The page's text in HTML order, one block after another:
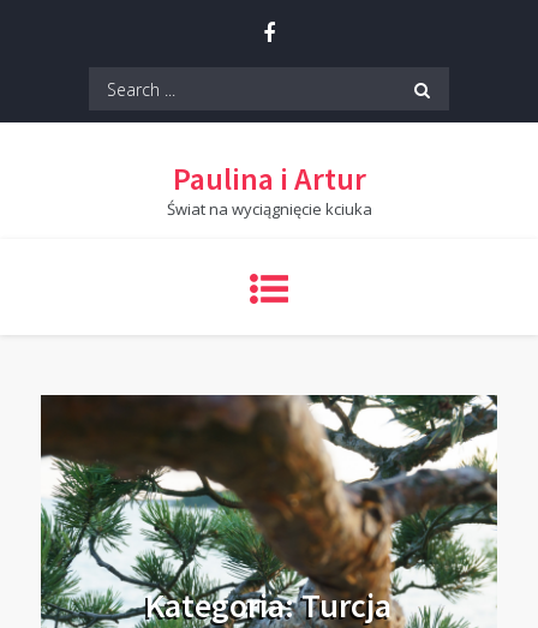
Search
Paulina i Artur
Świat na wyciągnięcie kciuka
Kategoria: Turcja